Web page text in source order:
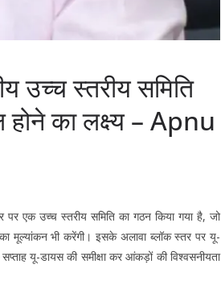
उच्च स्तरीय समिति
होने का लक्ष्य – Apnu
पर एक उच्च स्तरीय समिति का गठन किया गया है, जो
मूल्यांकन भी करेंगी। इसके अलावा ब्लॉक स्तर पर यू-
यू-डायस की समीक्षा कर आंकड़ों की विश्वसनीयता